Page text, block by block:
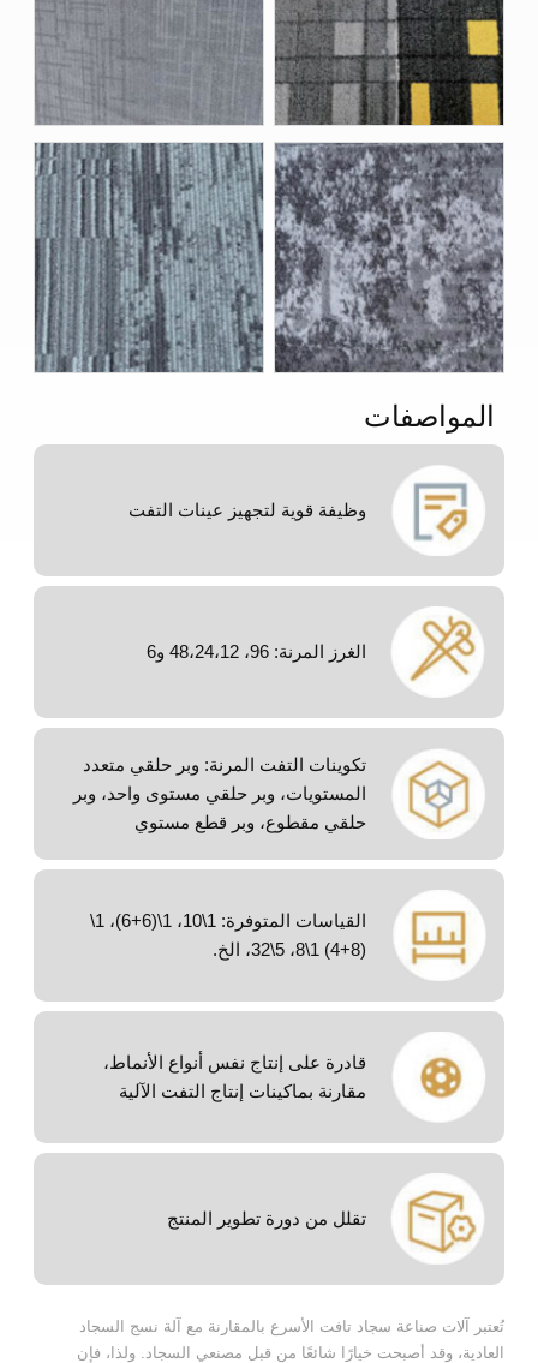
المواصفات
وظيفة قوية لتجهيز عينات التفت
الغرز المرنة: 96، 48،24،12 و6
تكوينات التفت المرنة: وبر حلقي متعدد
المستويات، وبر حلقي مستوى واحد، وبر
حلقي مقطوع، وبر قطع مستوي
القياسات المتوفرة: 1\10، 1\(6+6)، 1\
(8+4) 1\8، 5\32، الخ.
قادرة على إنتاج نفس أنواع الأنماط،
مقارنة بماكينات إنتاج التفت الآلية
تقلل من دورة تطوير المنتج
تُعتبر آلات صناعة سجاد تافت الأسرع بالمقارنة مع آلة نسج السجاد
العادية، وقد أصبحت خيارًا شائعًا من قبل مصنعي السجاد. ولذا، فإن